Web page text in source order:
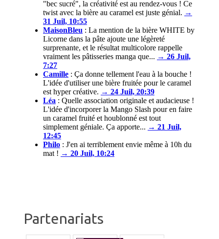
"bec sucré", la créativité est au rendez-vous ! Ce
twist avec la bière au caramel est juste génial. →
31 Juil, 10:55
MaisonBleu : La mention de la bière WHITE by
Licorne dans la pâte ajoute une légèreté
surprenante, et le résultat multicolore rappelle
vraiment les pâtisseries manga que... → 26 Juil,
7:27
Camille : Ça donne tellement l'eau à la bouche !
L'idée d'utiliser une bière fruitée pour le caramel
est hyper créative. → 24 Juil, 20:39
Léa : Quelle association originale et audacieuse !
L'idée d'incorporer la Mango Slash pour en faire
un caramel fruité et houblonné est tout
simplement géniale. Ça apporte... → 21 Juil,
12:45
Philo : J'en ai terriblement envie même à 10h du
mat ! → 20 Juil, 10:24
Partenariats